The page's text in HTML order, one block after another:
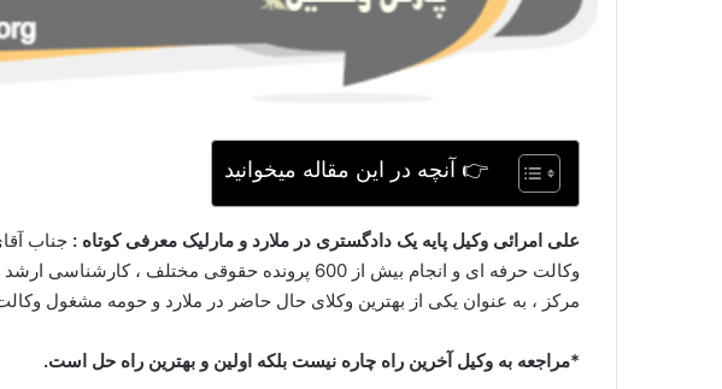
👉 آنچه در این مقاله میخوانید
علی امرائی وکیل پایه یک دادگستری در ملارد و مارلیک معرفی کوتاه :
وکالت حرفه ای و انجام بیش از 600 پرونده حقوقی مختلف
مرکز ، به عنوان یکی از بهترین وکلای حال حاضر در ملارد و حومه مشغول
*مراجعه به وکیل آخرین راه چاره نیست بلکه اولین و بهترین راه حل است.